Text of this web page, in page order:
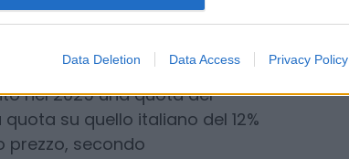
Data Deletion Data Access Privacy Policy
italiana è ora però
e in questo contesto grandi
nei Paesi del Mercosur, dopo
dell’Ue. Un risultato molto
La sfida è quella di
emergenti, in